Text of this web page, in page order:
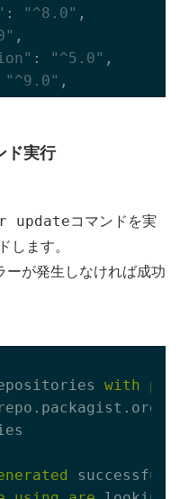
: "^8.0"
: "^5.0"
"^9.0"
ド実行
updateコマンドを実
します。
ーが発生しなければ成功
with